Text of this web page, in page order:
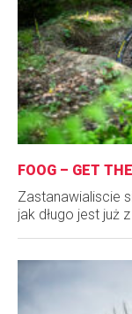
FOOG – GET
Zastanawialiscie
jak długo jest już